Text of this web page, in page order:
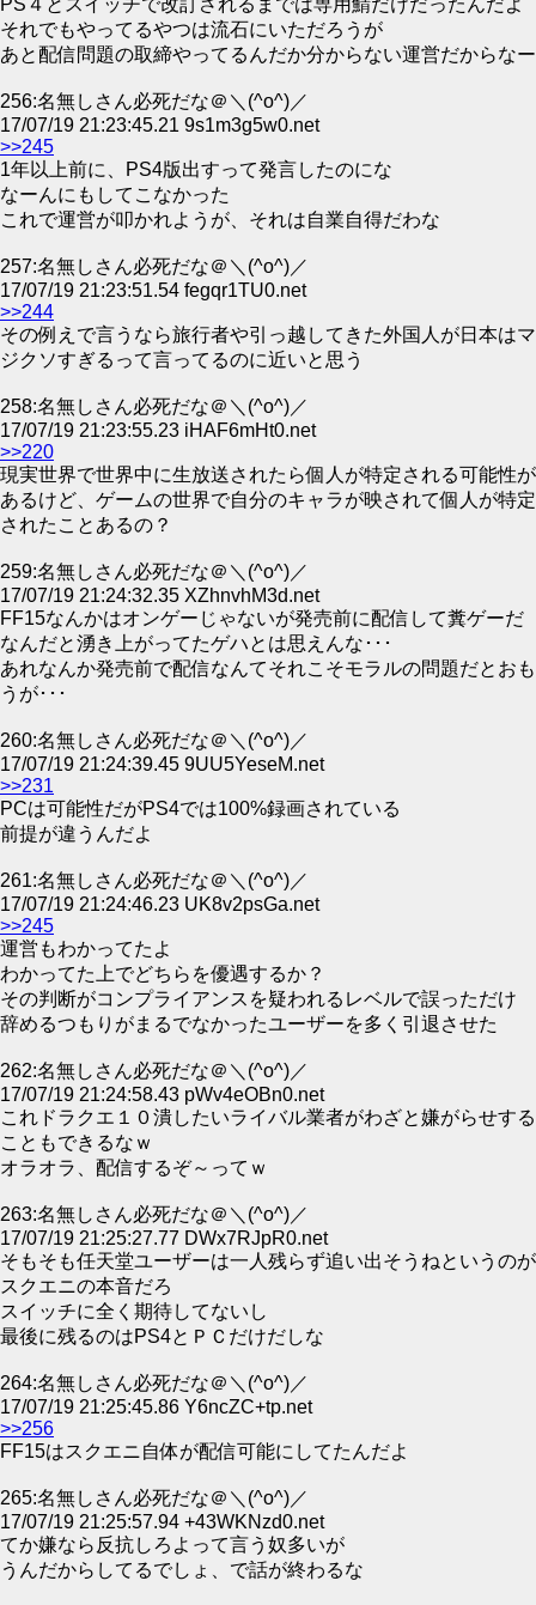
PS４とスイッチで改訂されるまでは専用鯖だけだったんだよ
それでもやってるやつは流石にいただろうが
あと配信問題の取締やってるんだか分からない運営だからなー
256:名無しさん必死だな＠＼(^o^)／
17/07/19 21:23:45.21 9s1m3g5w0.net
>>245
1年以上前に、PS4版出すって発言したのにな
なーんにもしてこなかった
これで運営が叩かれようが、それは自業自得だわな
257:名無しさん必死だな＠＼(^o^)／
17/07/19 21:23:51.54 fegqr1TU0.net
>>244
その例えで言うなら旅行者や引っ越してきた外国人が日本はマ
ジクソすぎるって言ってるのに近いと思う
258:名無しさん必死だな＠＼(^o^)／
17/07/19 21:23:55.23 iHAF6mHt0.net
>>220
現実世界で世界中に生放送されたら個人が特定される可能性が
あるけど、ゲームの世界で自分のキャラが映されて個人が特定
されたことあるの？
259:名無しさん必死だな＠＼(^o^)／
17/07/19 21:24:32.35 XZhnvhM3d.net
FF15なんかはオンゲーじゃないが発売前に配信して糞ゲーだ
なんだと湧き上がってたゲハとは思えんな･･･
あれなんか発売前で配信なんてそれこそモラルの問題だとおも
うが･･･
260:名無しさん必死だな＠＼(^o^)／
17/07/19 21:24:39.45 9UU5YeseM.net
>>231
PCは可能性だがPS4では100%録画されている
前提が違うんだよ
261:名無しさん必死だな＠＼(^o^)／
17/07/19 21:24:46.23 UK8v2psGa.net
>>245
運営もわかってたよ
わかってた上でどちらを優遇するか？
その判断がコンプライアンスを疑われるレベルで誤っただけ
辞めるつもりがまるでなかったユーザーを多く引退させた
262:名無しさん必死だな＠＼(^o^)／
17/07/19 21:24:58.43 pWv4eOBn0.net
これドラクエ１０潰したいライバル業者がわざと嫌がらせする
こともできるなｗ
オラオラ、配信するぞ～ってｗ
263:名無しさん必死だな＠＼(^o^)／
17/07/19 21:25:27.77 DWx7RJpR0.net
そもそも任天堂ユーザーは一人残らず追い出そうねというのが
スクエニの本音だろ
スイッチに全く期待してないし
最後に残るのはPS4とＰＣだけだしな
264:名無しさん必死だな＠＼(^o^)／
17/07/19 21:25:45.86 Y6ncZC+tp.net
>>256
FF15はスクエニ自体が配信可能にしてたんだよ
265:名無しさん必死だな＠＼(^o^)／
17/07/19 21:25:57.94 +43WKNzd0.net
てか嫌なら反抗しろよって言う奴多いが
うんだからしてるでしょ、で話が終わるな